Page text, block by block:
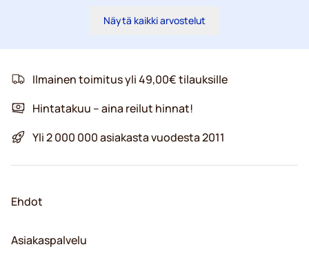
Näytä kaikki arvostelut
Ilmainen toimitus yli 49,00€ tilauksille
Hintatakuu – aina reilut hinnat!
Yli 2 000 000 asiakasta vuodesta 2011
Ehdot
Asiakaspalvelu